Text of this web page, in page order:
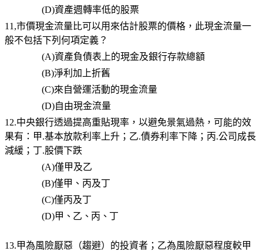
(D)資產週轉率低的股票
11,市價現金流量比可以用來估計股票的價格，此現金流量一
般不包括下列何項定義？
(A)資產負債表上的現金及銀行存款總額
(B)淨利加上折舊
(C)來自營運活動的現金流量
(D)自由現金流量
12.中央銀行透過提高重貼現率，以避免景氣過熱，可能的效
果有：甲.基本放款利率上升；乙.債券利率下降；丙.公司成長
減緩；丁.股價下跌
(A)僅甲及乙
(B)僅甲、丙及丁
(C)僅丙及丁
(D)甲、乙、丙、丁
13.甲為風險厭惡（趨避）的投資者；乙為風險厭惡程度較甲